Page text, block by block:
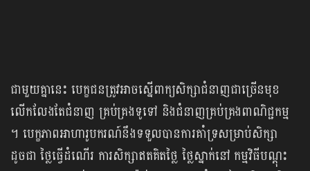
ជាមួយគ្នានេះ បេក្ខជនត្រូវអាចស្នើពាក្យសិក្សាជំនាញជាច្រើនមុខ
លើកលែងតែជំនាញ គ្រប់គ្រងទូទៅ និងជំនាញគ្រប់គ្រងពាណិជ្ជកម្ម
។ បេក្ខភាពអាហារូបករណ៍នឹងទទួលបានការគាំទ្រសម្រាប់សិក្សា
ដូចជា ថ្លៃធ្វើដំណើរ ការសិក្សាឥតគិតថ្លៃ ថ្លៃស្នាក់នៅ កម្មវិធីបណ្ដុះ